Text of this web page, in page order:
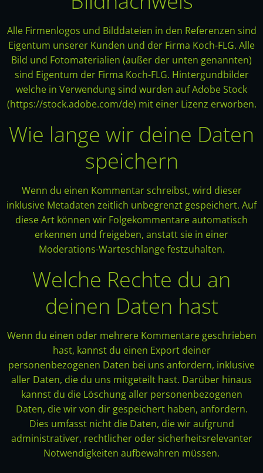
Alle Firmenlogos und Bilddateien in den Referenzen sind
Eigentum unserer Kunden und der Firma Koch-FLG. Alle
Bild und Fotomaterialien (außer der unten genannten)
sind Eigentum der Firma Koch-FLG. Hintergundbilder
welche in Verwendung sind wurden auf Adobe Stock
(https://stock.adobe.com/de) mit einer Lizenz erworben.
Wie lange wir deine Daten
speichern
Wenn du einen Kommentar schreibst, wird dieser
inklusive Metadaten zeitlich unbegrenzt gespeichert. Auf
diese Art können wir Folgekommentare automatisch
erkennen und freigeben, anstatt sie in einer
Moderations-Warteschlange festzuhalten.
Welche Rechte du an
deinen Daten hast
Wenn du einen oder mehrere Kommentare geschrieben
hast, kannst du einen Export deiner
personenbezogenen Daten bei uns anfordern, inklusive
aller Daten, die du uns mitgeteilt hast. Darüber hinaus
kannst du die Löschung aller personenbezogenen
Daten, die wir von dir gespeichert haben, anfordern.
Dies umfasst nicht die Daten, die wir aufgrund
administrativer, rechtlicher oder sicherheitsrelevanter
Notwendigkeiten aufbewahren müssen.